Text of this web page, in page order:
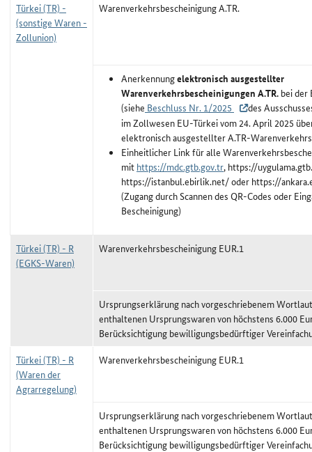
Türkei (TR) -
(sonstige Waren -
Zollunion)
Warenverkehrsbescheinigung A.TR.
Anerkennungelektronisch ausgestellter
Warenverkehrsbescheinigungen A.TR. bei der
(siehe Beschluss Nr. 1/2025
des
im Zollwesen EU-Türkei vom 24. April 2025
elektronisch ausgestellter A.TR-
Einheitlicher Link für alle
mit https://mdc.gtb.gov.tr, https://
https://istanbul.ebirlik.net/ oder https://
(Zugang durch Scannen des QR-Codes oder
Bescheinigung)
Türkei (TR) - R
(EGKS-Waren)
Warenverkehrsbescheinigung EUR.1
Ursprungserklärung nach vorgeschriebenem
enthaltenen Ursprungswaren von höchstens 6.000
Berücksichtigung bewilligungsbedürftiger
Türkei (TR) - R
(Waren der
Agrarregelung)
Warenverkehrsbescheinigung EUR.1
Ursprungserklärung nach vorgeschriebenem
enthaltenen Ursprungswaren von höchstens 6.000
Berücksichtigung bewilligungsbedürftiger